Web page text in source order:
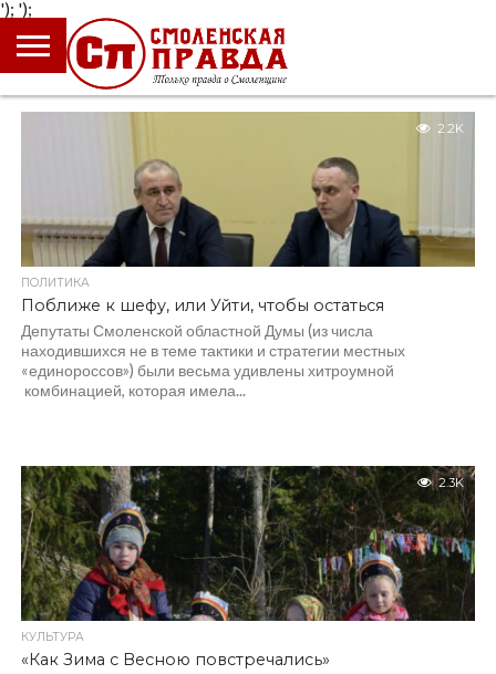
');
ГЛАВНАЯ
НОВОСТИ
ПРОИСШЕСТВИЯ
ПОЛИТИКА
КУЛЬТУРА
ЭКОНОМИКА
ОБЩЕСТВО
БЛОГИ
2.2K
ПОЛИТИКА
Поближе к шефу, или Уйти, чтобы остаться
Депутаты Смоленской областной Думы (из числа
находившихся не в теме тактики и стратегии местных
«единороссов») были весьма удивлены хитроумной
комбинацией, которая имела...
2.3K
КУЛЬТУРА
«Как Зима с Весною повстречались»
');